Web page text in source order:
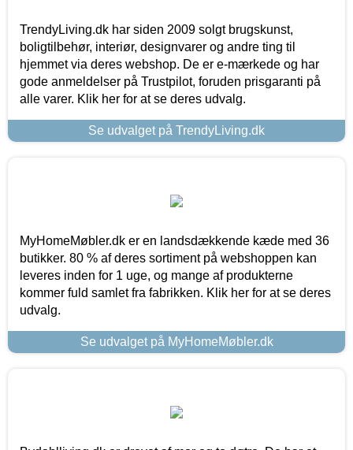
TrendyLiving.dk har siden 2009 solgt brugskunst,
boligtilbehør, interiør, designvarer og andre ting til
hjemmet via deres webshop. De er e-mærkede og har
gode anmeldelser på Trustpilot, foruden prisgaranti på
alle varer. Klik her for at se deres udvalg.
Se udvalget på TrendyLiving.dk
MyHomeMøbler.dk er en landsdækkende kæde med 36
butikker. 80 % af deres sortiment på webshoppen kan
leveres inden for 1 uge, og mange af produkterne
kommer fuld samlet fra fabrikken. Klik her for at se deres
udvalg.
Se udvalget på MyHomeMøbler.dk